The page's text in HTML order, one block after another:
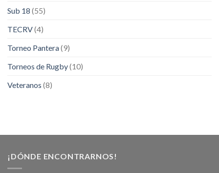
Sub 18 (55)
TECRV(4)
Torneo Pantera(9)
Torneos de Rugby(10)
Veteranos (8)
¡DÓNDE ENCONTRARNOS!